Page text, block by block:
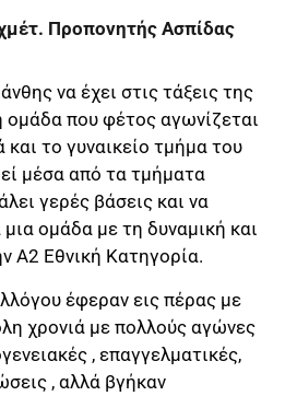
Προπονητής Ασπίδας
να έχει στις τάξεις της
ομάδα που φέτος αγωνίζεται
και το γυναικείο τμήμα του
μέσα από τα τμήματα
γερές βάσεις και να
ομάδα με τη δυναμική και
Α2 Εθνική Κατηγορία.
έφεραν εις πέρας με
χρονιά με πολλούς αγώνες
, επαγγελματικές,
, αλλά βγήκαν